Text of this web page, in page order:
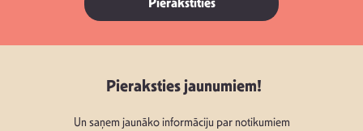
Pieraksties jaunumiem!
Un saņem jaunāko informāciju par notikumiem